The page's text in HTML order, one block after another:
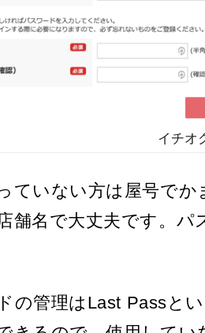
イチオ
ていない方は屋号で
舗名で大丈夫です。
の管理はLast Passと